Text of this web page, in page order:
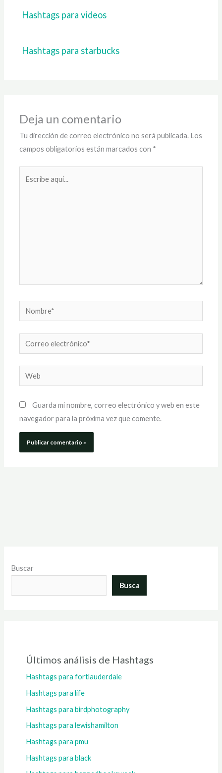
Hashtags para videos
Hashtags para starbucks
Deja un comentario
Tu dirección de correo electrónico no será publicada. Los
campos obligatorios están marcados con *
Nombre*
Correo
electrónico*
Web
Guarda mi nombre, correo electrónico y web en este
navegador para la próxima vez que comente.
Buscar
Busca
Últimos análisis de Hashtags
Hashtags para fortlauderdale
Hashtags para life
Hashtags para birdphotography
Hashtags para lewishamilton
Hashtags para pmu
Hashtags para black